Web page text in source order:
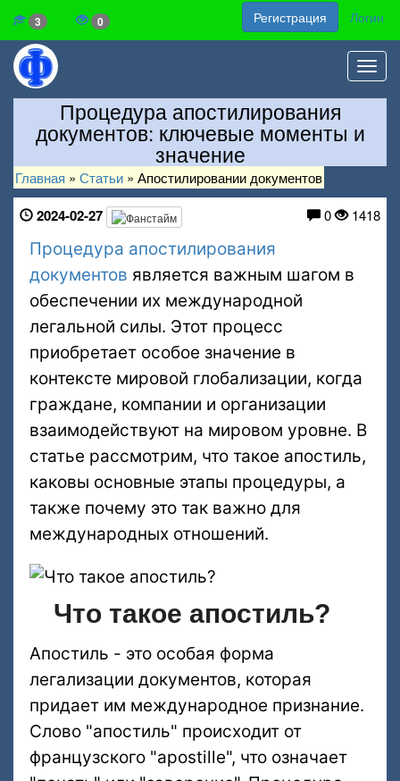
3 0 Регистрация Логин
Процедура апостилирования
документов: ключевые моменты и
значение
Главная » Статьи » Апостилировании документов
2024-02-27 0 1418
Процедура апостилирования
документов является важным шагом в
обеспечении их международной
легальной силы. Этот процесс
приобретает особое значение в
контексте мировой глобализации, когда
граждане, компании и организации
взаимодействуют на мировом уровне. В
статье рассмотрим, что такое апостиль,
каковы основные этапы процедуры, а
также почему это так важно для
международных отношений.
Что такое апостиль?
Апостиль - это особая форма
легализации документов, которая
придает им международное признание.
Слово "апостиль" происходит от
французского "apostille", что означает